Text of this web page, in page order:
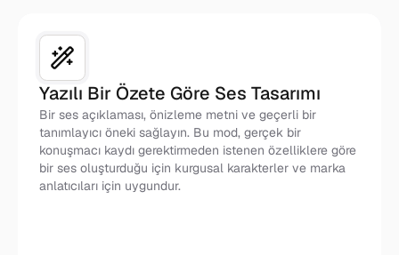
Yazılı Bir Özete Göre Ses Tasarımı
Bir ses açıklaması, önizleme metni ve geçerli bir
tanımlayıcı öneki sağlayın. Bu mod, gerçek bir
konuşmacı kaydı gerektirmeden istenen özelliklere göre
bir ses oluşturduğu için kurgusal karakterler ve marka
anlatıcıları için uygundur.